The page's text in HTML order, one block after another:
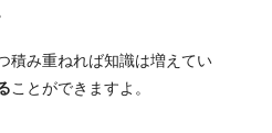
積み重ねれば知識は増えてい
ことができますよ。